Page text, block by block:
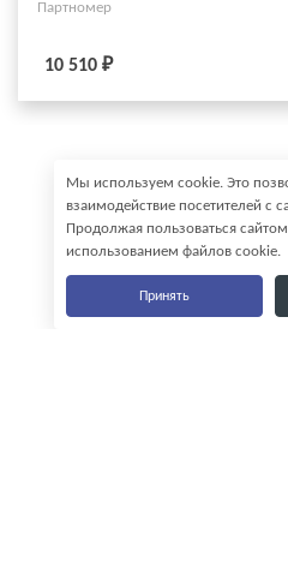
Партномер
10 510 ₽
Мы используем cookie. Это
взаимодействие посетителей с
Продолжая пользоваться
использованием файлов cookie.
Принять